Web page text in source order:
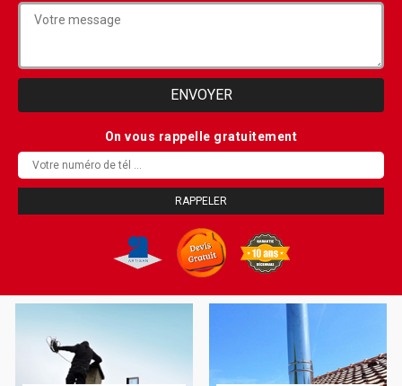
On vous rappelle gratuitement